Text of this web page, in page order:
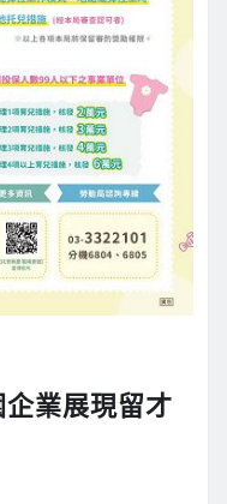
業展現留才